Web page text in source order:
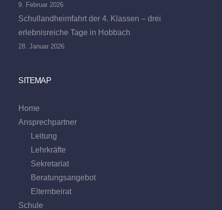
9. Februar 2026
Schullandheimfahrt der 4. Klassen – drei
erlebnisreiche Tage in Hobbach
28. Januar 2026
SITEMAP
Home
Ansprechpartner
Leitung
Lehrkräfte
Sekretariat
Beratungs­angebot
Eltern­beirat
Schule